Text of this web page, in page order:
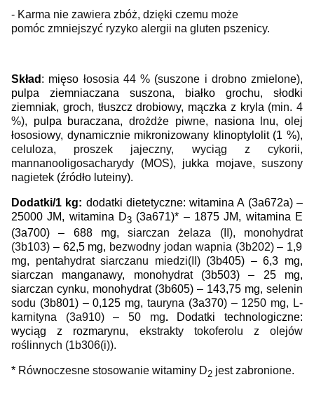
- Karma nie zawiera zbóż, dzięki czemu może
pomóc zmniejszyć ryzyko alergii na gluten pszenicy.
Skład : mięso łososia 44 % (suszone i drobno zmielone),
pulpa ziemniaczana suszona, białko grochu, słodki
ziemniak, groch, tłuszcz drobiowy, mączka z kryla (min. 4
%), pulpa buraczana,drożdże piwne, nasiona lnu, olej
łososiowy, dynamicznie mikronizowany klinoptylolit (1 %),
celuloza, proszek jajeczny, wyciąg z cykorii,
mannanooligosacharydy (MOS), jukka mojave, suszony
nagietek (źródło luteiny).
Dodatki/1 kg: dodatki dietetyczne: witamina A (3a672a) –
25000 JM, witamina D3 (3a671)* – 1875 JM, witamina E
(3a700) – 688 mg,siarczan żelaza (II), monohydrat
(3b103) – 62,5 mg, bezwodny jodan wapnia (3b202) – 1,9
mg, pentahydrat siarczanu miedzi(II)(3b405) – 6,3 mg,
siarczan manganawy, monohydrat (3b503) – 25 mg,
siarczan cynku, monohydrat (3b605) – 143,75 mg, selenin
sodu (3b801) – 0,125 mg, tauryna (3a370) – 1250 mg, L-
karnityna (3a910)– 50 mg. Dodatki technologiczne:
wyciąg z rozmarynu, ekstrakty tokoferolu z olejów
roślinnych (1b306(i)).
* Równoczesne stosowanie witaminy D2 jest zabronione.